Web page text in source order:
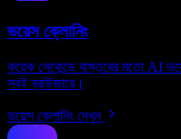
ভয়েস ক্লোনিং
কয়েক সেকেন্ডে বাস্তবের মতো AI
সবই ব্রাউজারে।
ভয়েস ক্লোনিং দেখুন